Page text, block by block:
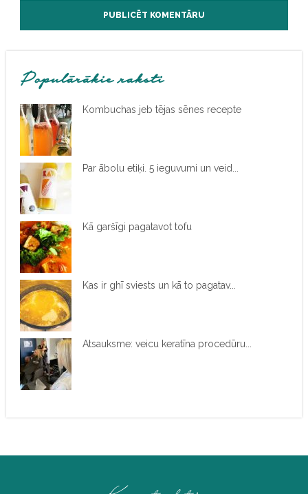
Populārākie raksti
Kombuchas jeb tējas sēnes recepte
Par ābolu etiķi. 5 ieguvumi un veid...
Kā garšīgi pagatavot tofu
Kas ir ghī sviests un kā to pagatav...
Atsauksme: veicu keratīna procedūru...